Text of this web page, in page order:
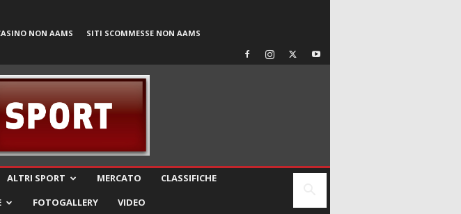
NON AAMS SITI SCOMMESSE NON AAMS
ALTRI SPORT MERCATO
CLASSIFICHE
FOTOGALLERY VIDEO